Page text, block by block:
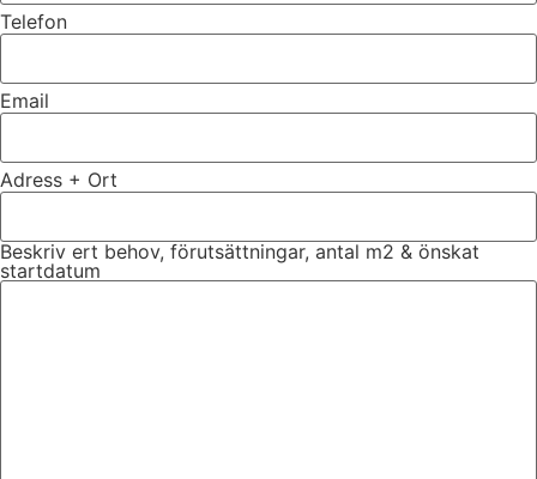
Telefon
Email
Adress + Ort
Beskriv ert behov, förutsättningar, antal m2 & önskat
startdatum